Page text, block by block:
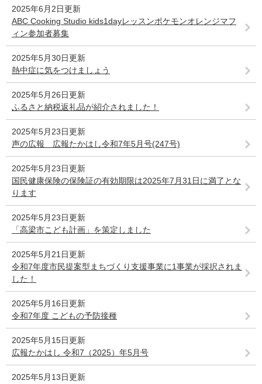
2025年6月2日更新
ABC Cooking Studio kids1dayレッスンポケモンオレンジマフ
ィン参加者募集
2025年5月30日更新
熱中症に気をつけましょう
2025年5月26日更新
ふるさと納税返礼品が紹介されました！
2025年5月23日更新
声の広報 広報たかはし令和7年5月号(247号)
2025年5月23日更新
国民健康保険の保険証の有効期限は2025年7月31日に満了とな
ります
2025年5月23日更新
「高梁市こども計画」を策定しました
2025年5月21日更新
令和7年度市民提案型まちづくり支援事業に1事業が採択されま
した！
2025年5月16日更新
令和7年度 こどもの予防接種
2025年5月15日更新
広報たかはし 令和7（2025）年5月号
2025年5月13日更新